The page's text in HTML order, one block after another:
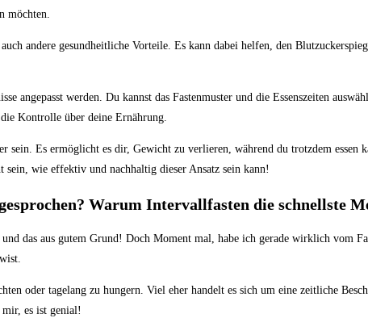
möchten.
andere gesundheitliche Vorteile. Es kann dabei helfen,⁤ den​
angepasst werden. Du kannst das ​Fastenmuster und die Essenszeiten​
Kontrolle⁣ über‌ deine ​Ernährung.
sein. Es ermöglicht es dir, Gewicht zu ‍verlieren, ‌während ⁣du trotzdem ‍essen‌
wie effektiv und nachhaltig dieser ​Ansatz sein kann!
Warum‍ Intervallfasten ‌die schnellste
das⁣ aus gutem Grund! Doch ‍Moment⁣ mal, habe ich gerade ⁤wirklich vom
‍oder‌ tagelang zu hungern. ‌Viel eher handelt es sich ⁣um eine zeitliche
es ist genial!